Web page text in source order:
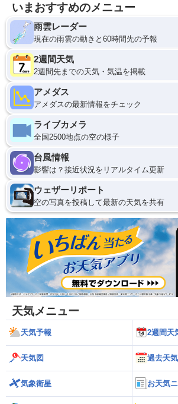
いまおすすめのメニュー
雨雲レーダー
現在の雨雲の動きと60時間先の予報
2週間天気
2週間先までの天気・気温を掲載
アメダス
アメダスの最新情報をチェック
ライブカメラ
全国2500地点の空の様子
台風情報
影響は？接近状況をリアルタイム更新
ウェザーリポート
空の写真を投稿して最新の天気を共有
天気メニュー
天気予報 2週間天
天気図 過去天
気象衛星 お天気